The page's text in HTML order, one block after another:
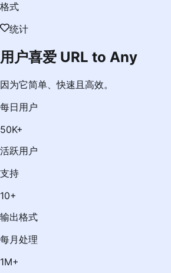
格式
统计
用户喜爱 URL to Any
因为它简单、快速且高效。
每日用户
50K+
活跃用户
支持
10+
输出格式
每月处理
1M+